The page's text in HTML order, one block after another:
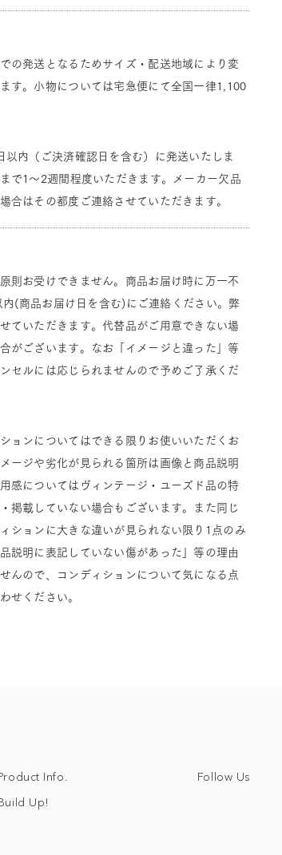
の発送となるためサイズ・配送地域により変
す。小物については宅急便にて全国一律1,100
内（ご決済確認日を含む）に発送いたしま
で1～2週間程度いただきます。メーカー欠品
合はその都度ご連絡させていただきます。
則お受けできません。商品お届け時に万一不
(商品お届け日を含む)にご連絡ください。弊
ていただきます。代替品がご用意できない場
がございます。なお「イメージと違った」等
セルには応じられませんので予めご了承くだ
ョンについてはできる限りお使いいただくお
ージや劣化が見られる箇所は画像と商品説明
感についてはヴィンテージ・ユーズド品の特
掲載していない場合もございます。また同じ
ションに大きな違いが見られない限り1点のみ
説明に表記していない傷があった」等の理由
んので、コンディションについて気になる点
せください。
Info.
Up!
Follow Us